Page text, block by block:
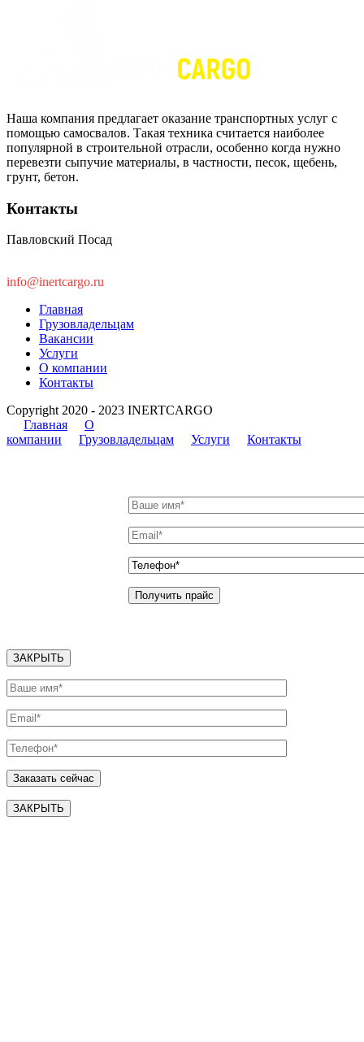
Наша компания предлагает оказание транспортных услуг с
помощью самосвалов. Такая техника считается наиболее
популярной в строительной отрасли, особенно когда нужно
перевезти сыпучие материалы, в частности, песок, щебень,
грунт, бетон.
Контакты
Павловский Посад
info@inertcargo.ru
Главная
Грузовладельцам
Вакансии
Услуги
О компании
Контакты
Copyright 2020 - 2023 INERTCARGO
Главная
О
компании
Грузовладельцам Услуги Контакты
ЗАКРЫТЬ
ЗАКРЫТЬ